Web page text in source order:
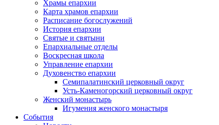
Храмы епархии
Карта храмов епархии
Расписание богослужений
История епархии
Святые и святыни
Епархиальные отделы
Воскресная школа
Управление епархии
Духовенство епархии
Семипалатинский церковный округ
Усть-Каменогорский церковный округ
Женский монастырь
Игумения женского монастыря
События